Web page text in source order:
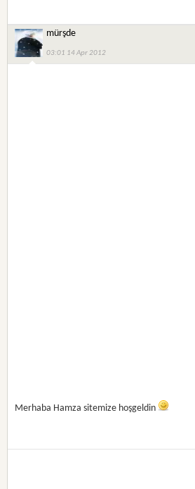
mürşde
03:01 14 Apr 2012
Merhaba Hamza sitemize hoşgeldin